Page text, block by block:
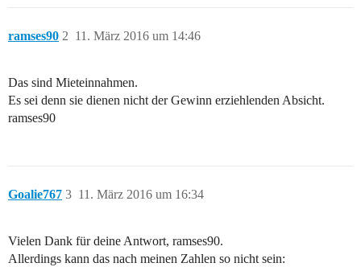
ramses90 11. März 2016 um 14:46
2
Das sind Mieteinnahmen.
Es sei denn sie dienen nicht der Gewinn erziehlenden Absicht.
ramses90
Goalie767 11. März 2016 um 16:34
3
Vielen Dank für deine Antwort, ramses90.
Allerdings kann das nach meinen Zahlen so nicht sein: